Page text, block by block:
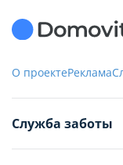
О проектеРеклама
Служба заботы